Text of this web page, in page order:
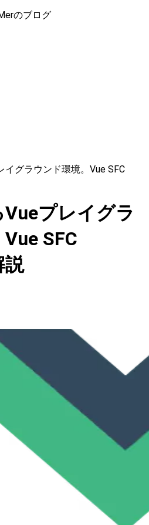
のブログ
イグラウンド環境。Vue SFC
プレイグラ
SFC
説